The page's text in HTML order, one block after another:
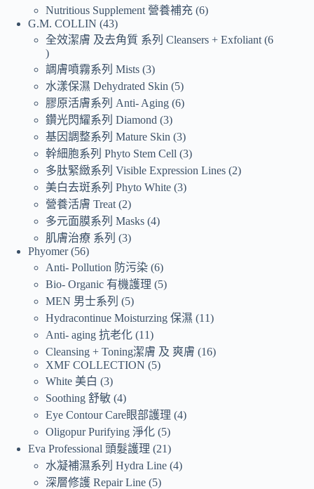
Nutritious Supplement 營養補充 6
G.M. COLLIN 43
全效潔膚 及去角質 系列 Cleansers + Exfoliant 6
調膚噴霧系列 Mists 3
水漾保濕 Dehydrated Skin
5
膠原活膚系列 Anti- Aging 6
鑽光閃耀系列 Diamond 3
基因調整系列 Mature Skin 3
幹細胞系列 Phyto Stem Cell 3
多肽緊緻系列 Visible Expression Lines 2
美白去斑系列 Phyto White 3
營養活膚 Treat 2
多元面膜系列 Masks 4
肌膚治療 系列
3
Phyomer 56
Anti- Pollution 防污染 6
Bio- Organic 有機護理
5
MEN 男士系列
5
Hydracontinue Moisturzing 保濕
11
Anti- aging 抗老化 11
Cleansing + Toning潔膚 及 爽膚
16
XMF COLLECTION
5
White 美白
3
Soothing 舒敏 4
Eye Contour Care眼部護理 4
Oligopur Purifying 淨化 5
Eva Professional 頭髮護理
21
水凝補濕系列 Hydra Line 4
深層修護 Repair Line 5